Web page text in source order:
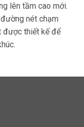
lên tầm cao mới.
nét chạm
được thiết kế để